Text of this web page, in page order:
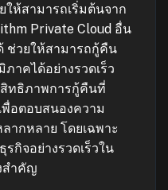
ให้สามารถเริ่มต้นจาก
Private Cloud อื่น
ช่วยให้สามารถกู้คืน
าคได้อย่างรวดเร็ว
ทธิภาพการกู้คืนที่
พื่อตอบสนองความ
ากหลาย โดยเฉพาะ
กิจอย่างรวดเร็วใน
สำคัญ